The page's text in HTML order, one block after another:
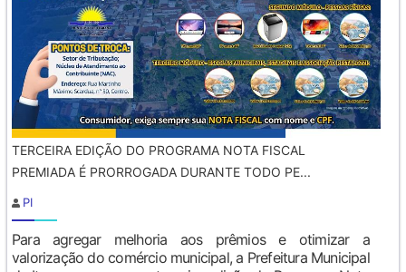
TERCEIRA EDIÇÃO DO PROGRAMA NOTA FISCAL
PREMIADA É PRORROGADA DURANTE TODO PE...
PI
Para agregar melhoria aos prêmios e otimizar a
valorização do comércio municipal, a Prefeitura Municipal